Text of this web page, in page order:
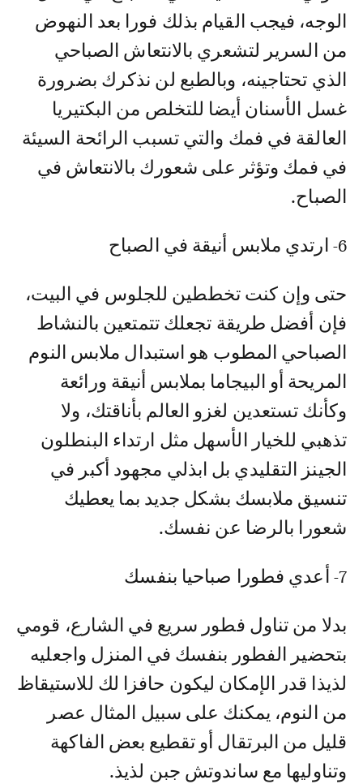
الوجه، فيجب القيام بذلك فورا بعد النهوض
من السرير لتشعري بالانتعاش الصباحي
الذي تحتاجينه، وبالطبع لن نذكرك بضرورة
غسل الأسنان أيضا للتخلص من البكتيريا
العالقة في فمك والتي تسبب الرائحة السيئة
في فمك وتؤثر على شعورك بالانتعاش في
الصباح.
6- ارتدي ملابس أنيقة في الصباح
حتى وإن كنت تخططين للجلوس في البيت،
فإن أفضل طريقة تجعلك تتمتعين بالنشاط
الصباحي المطوب هو استبدال ملابس النوم
المريحة أو البيجاما بملابس أنيقة ورائعة
وكأنك تستعدين لغزو العالم بأناقتك، ولا
تذهبي للخيار الأسهل مثل ارتداء البنطلون
الجينز التقليدي بل ابذلي مجهود أكبر في
تنسيق ملابسك بشكل جديد بما يعطيك
شعورا بالرضا عن نفسك.
7- أعدي فطورا صباحيا بنفسك
بدلا من تناول فطور سريع في الشارع، قومي
بتحضير الفطور بنفسك في المنزل واجعليه
لذيذا قدر الإمكان ليكون حافزا لك للاستيقاظ
من النوم، يمكنك على سبيل المثال عصر
قليل من البرتقال أو تقطيع بعض الفاكهة
وتناوليها مع ساندوتش جبن لذيذ.